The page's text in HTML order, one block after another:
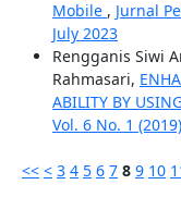
Mobile , Jurnal
July 2023
Rengganis Siwi
Rahmasari,
ABILITY BY
Vol. 6 No. 1
<< < 3 4 5 6 7 8 9 10